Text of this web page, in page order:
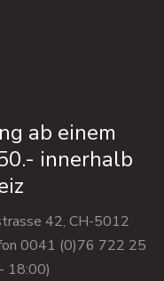
ab einem
innerhalb
42, CH-5012
0041 (0)76 722 25
18:00)